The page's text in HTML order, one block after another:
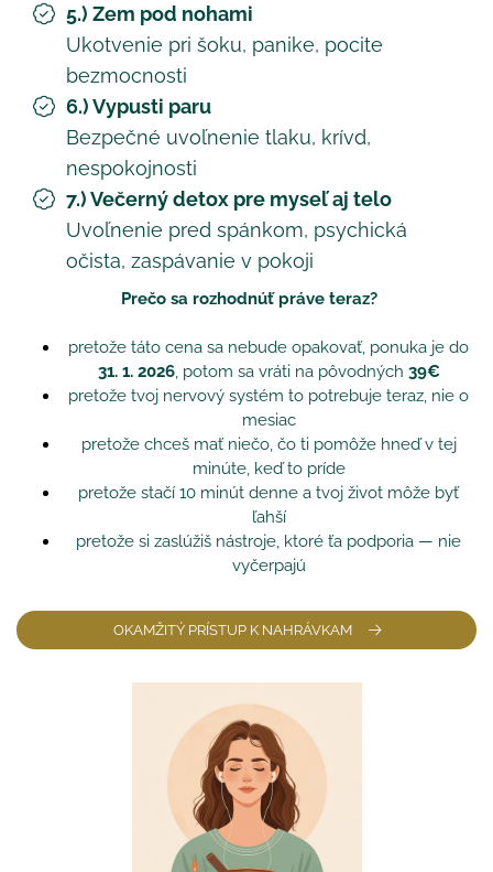
5.) Zem pod nohami
Ukotvenie pri šoku, panike, pocite
bezmocnosti
6.) Vypusti paru
Bezpečné uvoľnenie tlaku, krívd,
nespokojnosti
7.) Večerný detox pre myseľ aj telo
Uvoľnenie pred spánkom, psychická
očista, zaspávanie v pokoji
Prečo sa rozhodnúť práve teraz?
pretože táto cena sa nebude opakovať, ponuka je do
31. 1. 2026, potom sa vráti na pôvodných 39€
pretože tvoj nervový systém to potrebuje teraz, nie o
mesiac
pretože chceš mať niečo, čo ti pomôže hneď v tej
minúte, keď to príde
pretože stačí 10 minút denne a tvoj život môže byť
ľahší
pretože si zaslúžiš nástroje, ktoré ťa podporia — nie
vyčerpajú
OKAMŽITÝ PRÍSTUP K NAHRÁVKAM